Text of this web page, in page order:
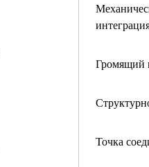
Громящий
Точка